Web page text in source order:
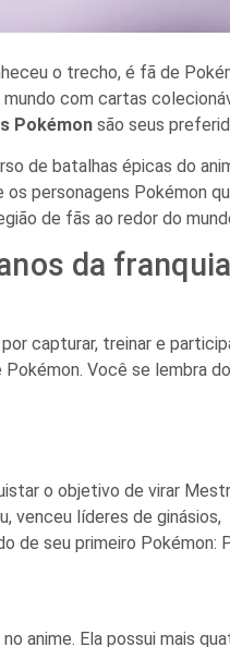
o trecho, é fã de
com cartas
Pokémon são seus
de batalhas épicas do
personagens Pokémon
de fãs ao redor do
da franquia
capturar, treinar e
Você se lembra
o objetivo de virar
venceu líderes de ginásios,
de seu primeiro Pokémon:
no anime. Ela possui mais